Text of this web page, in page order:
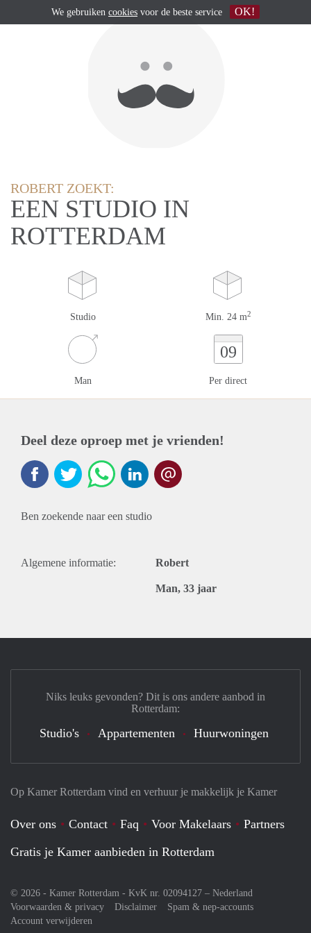
ROBERT ZOEKT:
EEN STUDIO IN
ROTTERDAM
Studio Min. 24 m2
Man
09
Per direct
Deel deze oproep met je vrienden!
Ben zoekende naar een studio
Algemene informatie: Robert
Man, 33 jaar
Op Kamer Rotterdam vind en verhuur je makkelijk je Kamer
Over ons Contact Faq Voor Makelaars
Partners
Gratis je Kamer aanbieden in Rotterdam
© 2026 - Kamer Rotterdam - KvK nr. 02094127 – Nederland
Voorwaarden & privacy
Disclaimer
Spam & nep-accounts
Account verwijderen
Niks leuks gevonden? Dit is ons andere aanbod in
Rotterdam:
Studio's Appartementen Huurwoningen
We gebruiken cookies voor de beste service OK!